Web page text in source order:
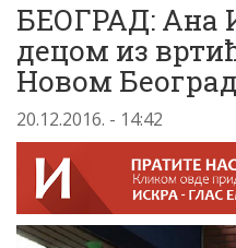
БЕОГРАД: Ана
децом из
Новом
20.12.2016. - 14:42